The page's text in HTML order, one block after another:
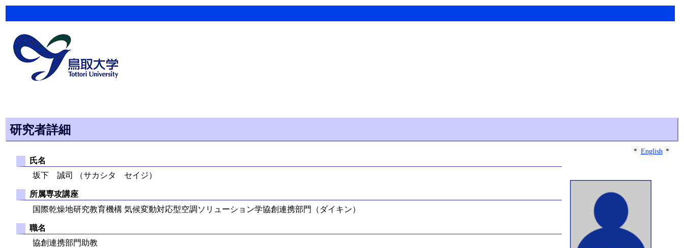
研究者詳細
* English *
氏名
坂下 誠司 （サカシタ セイジ）
所属専攻講座
国際乾燥地研究教育機構 気候変動対応型空調ソリューション学協創連携部門（ダイキン）
職名
協創連携部門助教